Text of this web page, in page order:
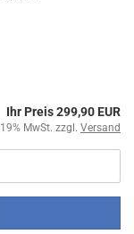
Ihr Preis 299,90 EUR
MwSt. zzgl. Versand